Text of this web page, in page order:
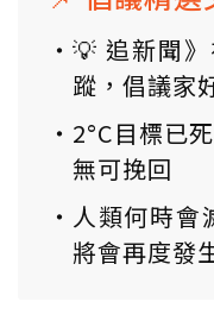
💡 追新聞
蹤，倡議家
2°C目標已
無可挽回
人類何時會
將會再度發